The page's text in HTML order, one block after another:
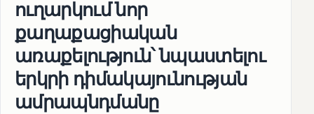
ուղարկում նոր
քաղաքացիական
առաքելություն՝ նպաստելու
երկրի դիմակայունության
ամրապնդմանը